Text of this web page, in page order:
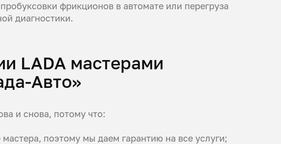
фрикционов в автомате или перегруза
диагностики.
LADA мастерами
Авто»
и снова, потому что:
поэтому мы даем гарантию на все услуги;